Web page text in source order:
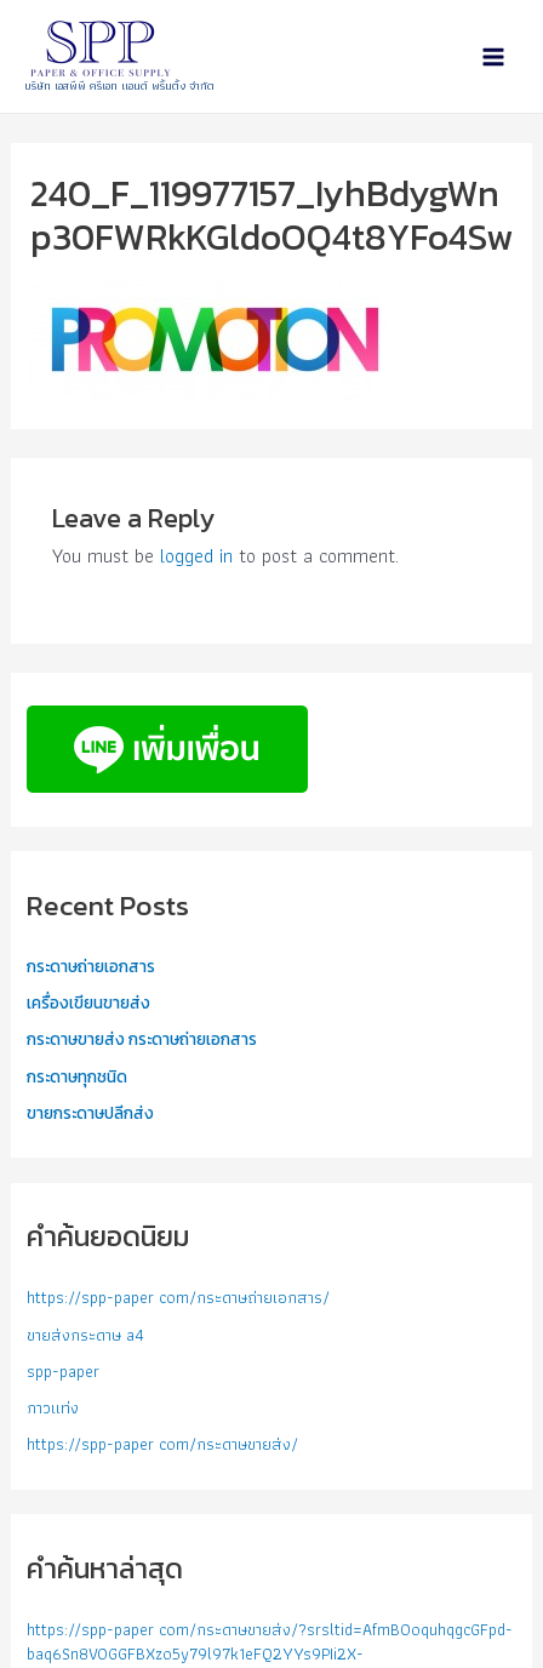
บริษัท เอสพีพี ครีเอท แอนด์ พริ้นติ้ง จำกัด
240_F_119977157_IyhBdygWn
p30FWRkKGldoOQ4t8YFo4Sw
Leave a Reply
You must be logged in to post a comment.
Recent Posts
กระดาษถ่ายเอกสาร
เครื่องเขียนขายส่ง
กระดาษขายส่ง กระดาษถ่ายเอกสาร
กระดาษทุกชนิด
ขายกระดาษปลีกส่ง
คำค้นยอดนิยม
https://spp-paper com/กระดาษถ่ายเอกสาร/
ขายส่งกระดาษ a4
spp-paper
กาวแท่ง
https://spp-paper com/กระดาษขายส่ง/
คำค้นหาล่าสุด
https://spp-paper com/กระดาษขายส่ง/?srsltid=AfmBOoquhqgcGFpd-
baq6Sn8VOGGFBXzo5y79l97k1eFQ2YYs9PIi2X-